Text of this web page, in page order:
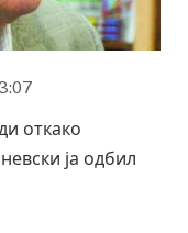
откако
ја одбил